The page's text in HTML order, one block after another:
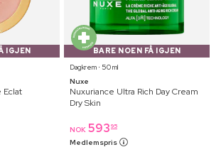
IGJEN
Eclat
BARE NOEN FÅ IGJEN
Dagkrem ⋅ 50 ml
Nuxe
Nuxuriance Ultra Rich Day Cream
Dry Skin
NOK 593 95
Medlemspris